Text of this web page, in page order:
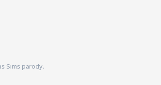
Sims parody.